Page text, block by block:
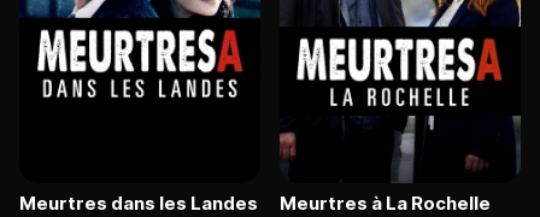
Meurtres dans les Landes Meurtres à La Rochelle